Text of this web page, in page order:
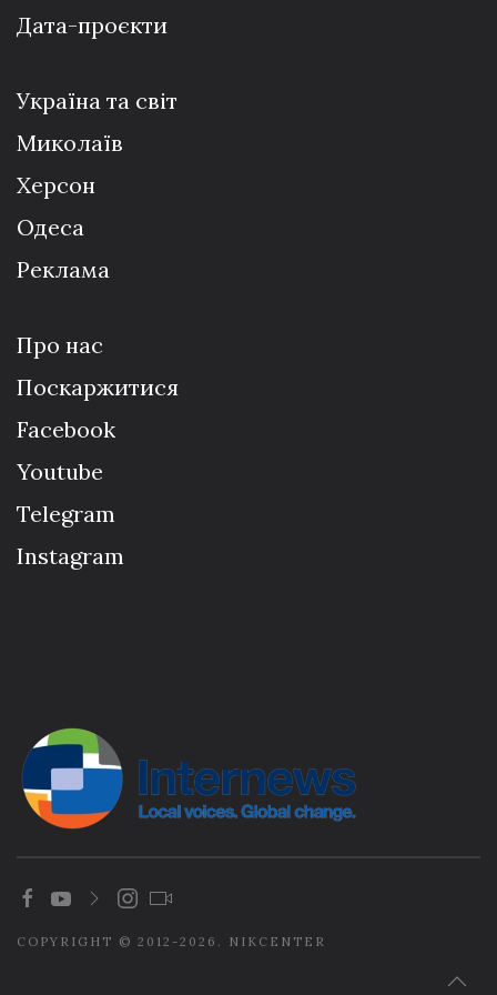
Дата-проєкти
Україна та світ
Миколаїв
Херсон
Одеса
Реклама
Про нас
Поскаржитися
Facebook
Youtube
Telegram
Instagram
COPYRIGHT © 2012-2026. NIKCENTER